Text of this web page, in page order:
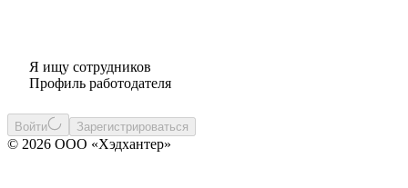
Я ищу сотрудников
Профиль работодателя
Войти Зарегистрироваться
© 2026 ООО «Хэдхантер»